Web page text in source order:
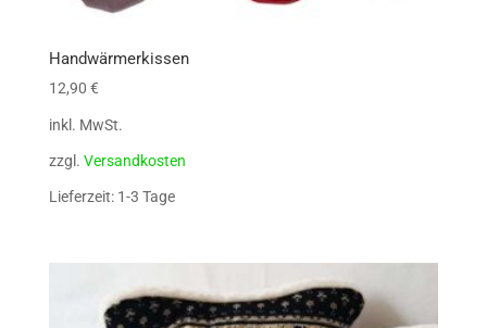
Handwärmerkissen
12,90 €
inkl. MwSt.
zzgl. Versandkosten
Lieferzeit: 1-3 Tage